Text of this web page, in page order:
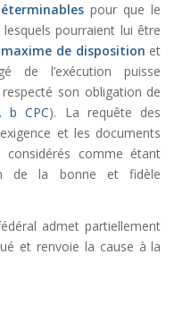
pour que le
pourraient lui être
maxime de disposition et
de l’exécution puisse
son obligation de
b CPC). La requête des
et les documents
comme étant
de la bonne et fidèle
admet partiellement
et renvoie la cause à la